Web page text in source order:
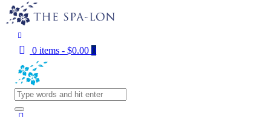
0 items -$0.00 0